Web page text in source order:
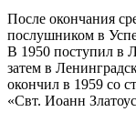
После окончания
послушником в
В 1950 поступил в
затем в
окончил в 1959 со
«Свт. Иоанн